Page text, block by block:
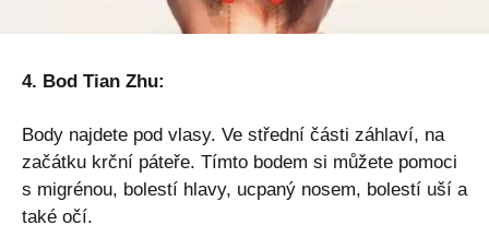
4. Bod Tian Zhu:
Body najdete pod vlasy. Ve střední části záhlaví, na
začátku krční páteře. Tímto bodem si můžete pomoci
s migrénou, bolestí hlavy, ucpaný nosem, bolestí uší a
také očí.